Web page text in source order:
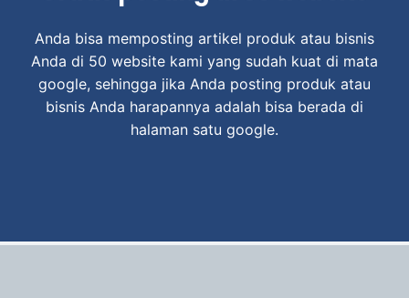
Anda bisa memposting artikel produk atau bisnis
Anda di 50 website kami yang sudah kuat di mata
google, sehingga jika Anda posting produk atau
bisnis Anda harapannya adalah bisa berada di
halaman satu google.